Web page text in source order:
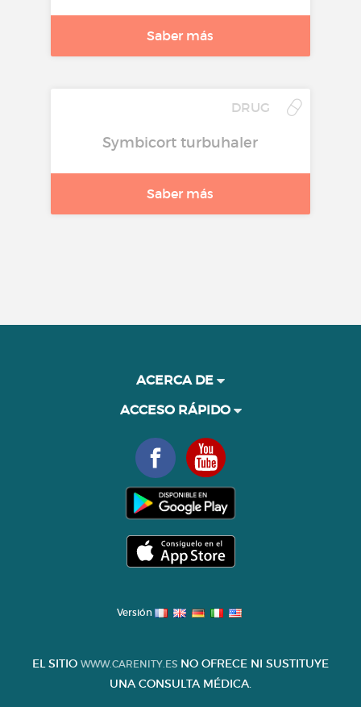
Saber más
DRUG
Symbicort turbuhaler
Saber más
ACERCA DE
ACCESO RÁPIDO
Versión
EL SITIO WWW.CARENITY.ES NO OFRECE NI SUSTITUYE
UNA CONSULTA MÉDICA.